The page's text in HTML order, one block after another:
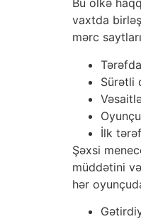
Bu ölkə
vaxtda
mərc
Sürətli
İlk
Şəxsi
müddətini və
hər